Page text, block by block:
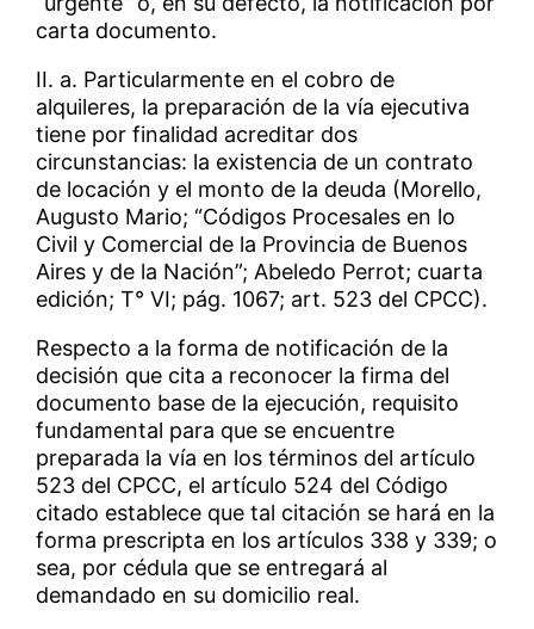
carta documento.
II. a. Particularmente en el cobro de
alquileres, la preparación de la vía ejecutiva
tiene por finalidad acreditar dos
circunstancias: la existencia de un contrato
de locación y el monto de la deuda (Morello,
Augusto Mario; “Códigos Procesales en lo
Civil y Comercial de la Provincia de Buenos
Aires y de la Nación”; Abeledo Perrot; cuarta
edición; T° VI; pág. 1067; art. 523 del CPCC).
Respecto a la forma de notificación de la
decisión que cita a reconocer la firma del
documento base de la ejecución, requisito
fundamental para que se encuentre
preparada la vía en los términos del artículo
523 del CPCC, el artículo 524 del Código
citado establece que tal citación se hará en la
forma prescripta en los artículos 338 y 339; o
sea, por cédula que se entregará al
demandado en su domicilio real.